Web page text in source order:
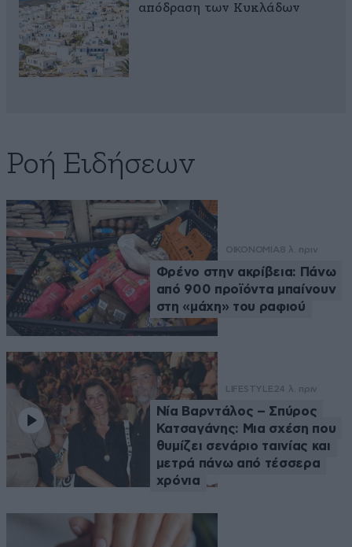
απόδραση των Κυκλάδων
Ροή Ειδήσεων
ΟΙΚΟΝΟΜΙΑ8 λ. πριν
Φρένο στην ακρίβεια: Πάνω
από 900 προϊόντα μπαίνουν
στη «μάχη» του ραφιού
LIFESTYLE 24 λ. πριν
Νία Βαρντάλος – Σπύρος
Κατσαγάνης: Μια σχέση που
θυμίζει σενάριο ταινίας και
μετρά πάνω από τέσσερα
χρόνια